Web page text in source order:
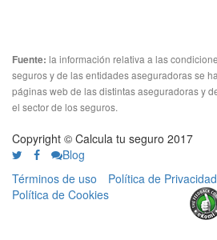
Fuente: la información relativa a las
seguros y de las entidades aseguradoras se
páginas web de las distintas aseguradoras y
el sector de los seguros.
Copyright © Calcula tu seguro 2017
Blog
Términos de uso
Política de Privacidad
Política de Cookies